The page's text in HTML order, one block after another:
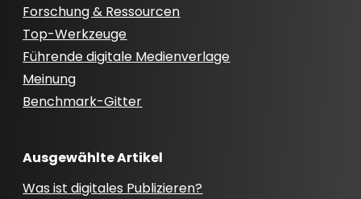
Forschung & Ressourcen
Top-Werkzeuge
Führende digitale Medienverlage
Meinung
Benchmark-Gitter
Ausgewählte Artikel
Was ist digitales Publizieren?